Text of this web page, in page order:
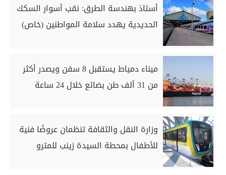
أستاذ بهندسة الطرق: نقب أسوار السكك
الحديدية يهدد سلامة المواطنين (خاص)
ميناء دمياط يستقبل 8 سفن ويصدر أكثر
من 31 ألف طن بضائع خلال 24 ساعة
وزارة النقل والثقافة تنظمان عروضًا فنية
للأطفال بمحطة السيدة زينب للمترو